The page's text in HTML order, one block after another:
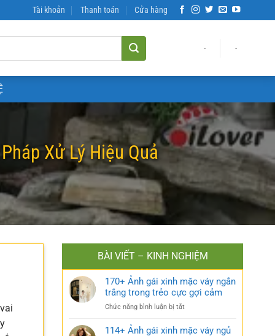
Tài khoản Thanh toán Cửa hàng
- -
Xử Lý Hiệu Quả
BÀI VIẾT – KINH NGHIỆM
170+ Ảnh gái xinh mặc váy ngắn
trắng trong trẻo cực gợi cảm
Chức năng bình luận bị tắt
Ảnh
114+ Ảnh gái xinh mặc váy ngủ